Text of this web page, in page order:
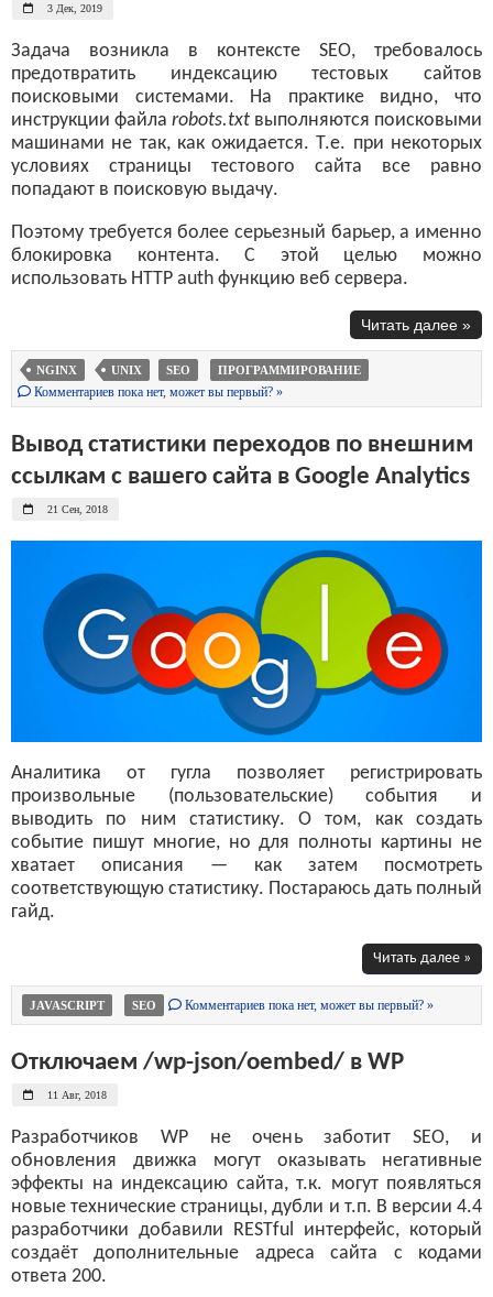
3 Дек, 2019
Задача возникла в контексте SEO, требовалось
предотвратить индексацию тестовых сайтов
поисковыми системами. На практике видно, что
инструкции файла robots.txt выполняются поисковыми
машинами не так, как ожидается. Т.е. при некоторых
условиях страницы тестового сайта все равно
попадают в поисковую выдачу.
Поэтому требуется более серьезный барьер, а именно
блокировка контента. С этой целью можно
использовать HTTP auth функцию веб сервера.
Читать далее »
NGINX UNIX SEO ПРОГРАММИРОВАНИЕ
Комментариев пока нет, может вы первый? »
Вывод статистики переходов по внешним
ссылкам с вашего сайта в Google Analytics
21 Сен, 2018
Аналитика от гугла позволяет регистрировать
произвольные (пользовательские) события и
выводить по ним статистику. О том, как создать
событие пишут многие, но для полноты картины не
хватает описания — как затем посмотреть
соответствующую статистику. Постараюсь дать полный
гайд.
Читать далее »
JAVASCRIPT SEO Комментариев пока нет, может вы первый? »
Отключаем /wp-json/oembed/ в WP
11 Авг, 2018
Разработчиков WP не очень заботит SEO, и
обновления движка могут оказывать негативные
эффекты на индексацию сайта, т.к. могут появляться
новые технические страницы, дубли и т.п. В версии 4.4
разработчики добавили RESTful интерфейс, который
создаёт дополнительные адреса сайта с кодами
ответа 200.